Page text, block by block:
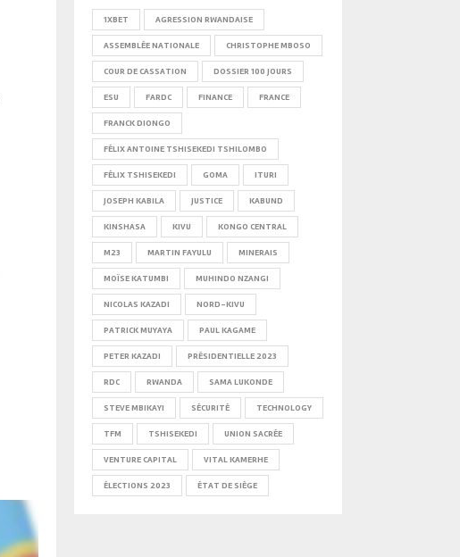
1XBET AGRESSION RWANDAISE
ASSEMBLÉE NATIONALE CHRISTOPHE MBOSO
COUR DE CASSATION DOSSIER 100 JOURS
ESU FARDC FINANCE FRANCE
FRANCK DIONGO
FÉLIX ANTOINE TSHISEKEDI TSHILOMBO
FÉLIX TSHISEKEDI GOMA ITURI
JOSEPH KABILA JUSTICE KABUND
KINSHASA KIVU KONGO CENTRAL
M23 MARTIN FAYULU MINERAIS
MOÏSE KATUMBI MUHINDO NZANGI
NICOLAS KAZADI NORD-KIVU
PATRICK MUYAYA PAUL KAGAME
PETER KAZADI PRÉSIDENTIELLE 2023
RDC RWANDA SAMA LUKONDE
STEVE MBIKAYI SÉCURITÉ TECHNOLOGY
TFM TSHISEKEDI UNION SACRÉE
VENTURE CAPITAL VITAL KAMERHE
ÉLECTIONS 2023 ÉTAT DE SIÈGE